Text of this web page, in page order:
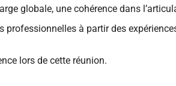
globale, une cohérence dans
professionnelles à partir des
lors de cette réunion.